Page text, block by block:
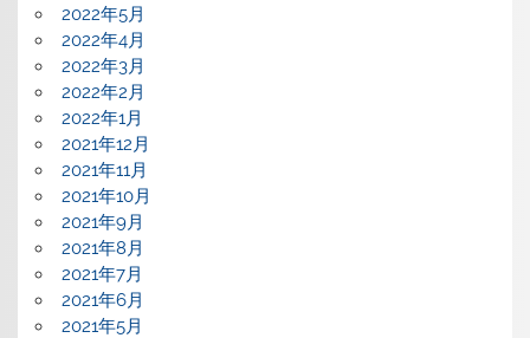
2022年5月
2022年4月
2022年3月
2022年2月
2022年1月
2021年12月
2021年11月
2021年10月
2021年9月
2021年8月
2021年7月
2021年6月
2021年5月